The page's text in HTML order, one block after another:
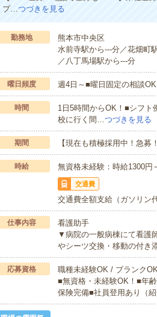
プ…つづきを見る
勤務地
熊本市中央区
水前寺駅から---分／花畑町
／八丁馬場駅から---分
曜日頻度 週4日～■曜日固定の相談
時間
1日5時間からOK！■シフト
校に行く間…つづきを見る
期間 【現在も積極採用中！急募
時給 無資格未経験：時給1300
交通費
交通費全額支給（ガソリン
仕事内容
看護助手
▼病院の一般病棟にて看護
やシーツ交換・移動の付き
応募資格
職種未経験OK / ブランク
■無資格・未経験OK！■年
保険完備■社員登用あり（